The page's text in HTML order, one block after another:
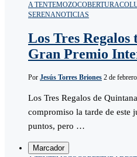
A TENTEMOZOCOBERTURA
SERENANOTICIAS
Los Tres Regalos
Gran Premio
Por Jesús Torres Briones 2 de
Los Tres Regalos de
compromiso la tarde de este
puntos, pero …
Marcador